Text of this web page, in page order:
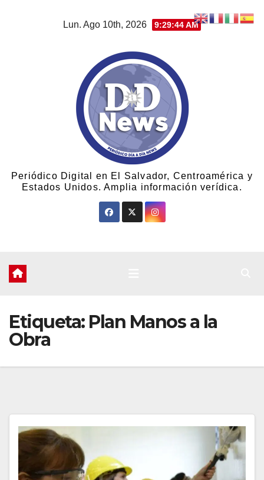
Lun. Ago 10th, 2026 9:29:44 AM
Periódico Digital en El Salvador, Centroamérica y
Estados Unidos. Amplia información verídica.
Etiqueta: Plan Manos a la
Obra